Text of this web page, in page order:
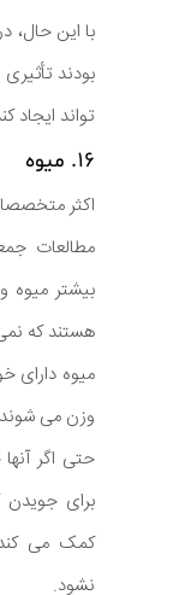
با این حال،
بودند
تواند ایجاد
۱۶. میوه
اکثر
مطالعات
بیشتر میوه
هستند که
میوه دارای
وزن می
حتی اگر
برای جویدن
کمک می
نشود.